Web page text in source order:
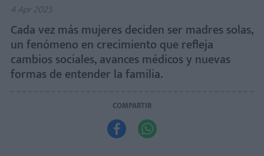
4 Apr 2025
Cada vez más mujeres deciden ser madres solas,
un fenómeno en crecimiento que refleja
cambios sociales, avances médicos y nuevas
formas de entender la familia.
COMPARTIR
 